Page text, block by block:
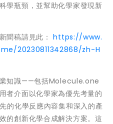
學瓶頸，並幫助化學家發現新
聞稿請見此：https://www.
20230811342868/zh-H
業知識——包括Molecule.one
者介面以化學家為優先考量的
的化學反應內容集和深入的產
的創新化學合成解決方案。這